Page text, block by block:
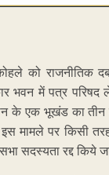
को राजनीतिक
भवन में पत्र
के एक भूखंड का
मामले पर किसी
सदस्यता रद्द किये